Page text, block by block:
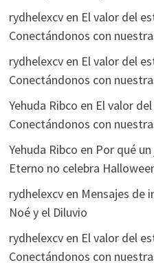
rydhelexcven El valor del
Conectándonos con
rydhelexcven El valor del
Conectándonos con
Yehuda Ribco en El valor
Conectándonos con
Yehuda Ribco en Por qué
Eterno no celebra
rydhelexcven Mensajes de
Noé y el Diluvio
rydhelexcven El valor del
Conectándonos con